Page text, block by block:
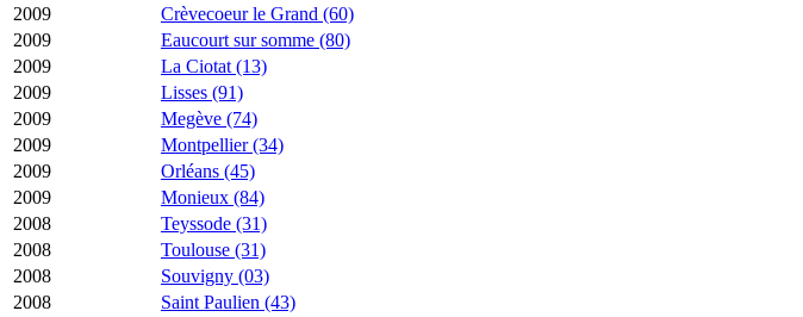
2009
Crèvecoeur le Grand (60)
2009
Eaucourt sur somme (80)
2009
La Ciotat (13)
2009
Lisses (91)
2009
Megève (74)
2009
Montpellier (34)
2009
Orléans (45)
2009
Monieux (84)
2008
Teyssode (31)
2008
Toulouse (31)
2008
Souvigny (03)
2008
Saint Paulien (43)